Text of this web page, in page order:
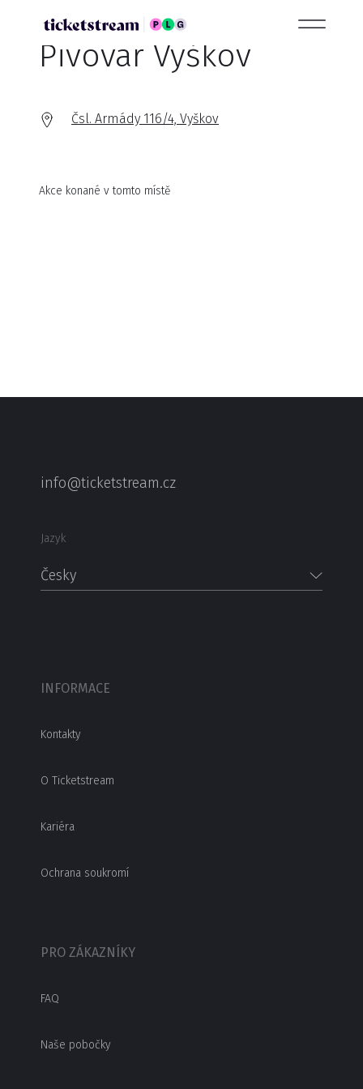
Pivovar Vyškov
Čsl. Armády 116/4, Vyškov
Akce konané v tomto místě
info@ticketstream.cz
Jazyk
Česky
INFORMACE
Kontakty
O Ticketstream
Kariéra
Ochrana soukromí
PRO ZÁKAZNÍKY
FAQ
Naše pobočky